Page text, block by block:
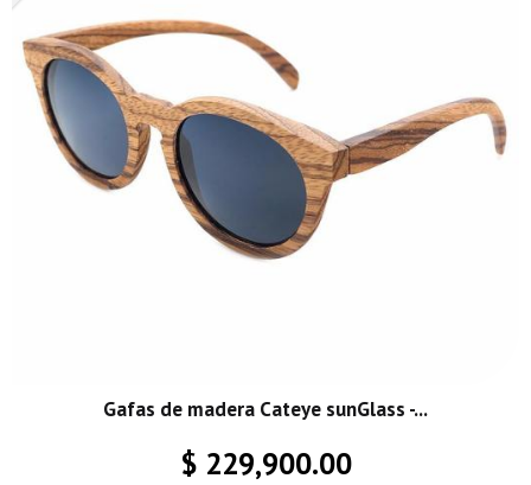
Gafas de madera Cateye sunGlass -...
$ 229,900.00